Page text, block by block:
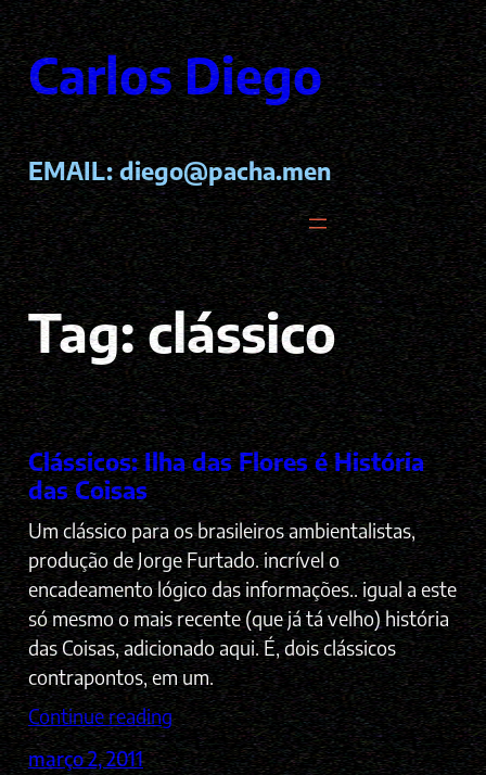
Pular
para
o
conteúdo
Carlos Diego
EMAIL:diego@pacha.men
Tag:clássico
Clássicos: Ilha das Flores é História
das Coisas
Um clássico para os brasileiros ambientalistas,
produção de Jorge Furtado. incrível o
encadeamento lógico das informações.. igual a este
só mesmo o mais recente (que já tá velho) história
das Coisas, adicionado aqui. É, dois clássicos
contrapontos, em um.
Continue reading
março 2, 2011